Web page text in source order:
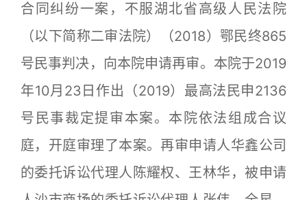
合同纠纷一案，不服湖北省高级人民法院
（以下简称二审法院）（2018）鄂民终865
号民事判决，向本院申请再审。本院于2019
年10月23日作出（2019）最高法民申2136
号民事裁定提审本案。本院依法组成合议
庭，开庭审理了本案。再审申请人华鑫公司
的委托诉讼代理人陈耀权、王林华，被申请